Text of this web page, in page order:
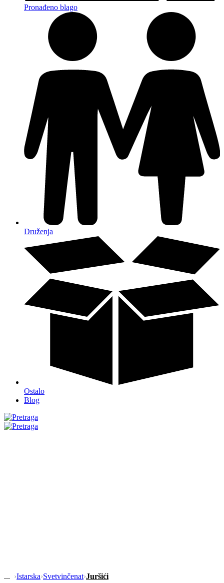
Pronađeno blago
Druženja
Ostalo
Blog
›Istarska›Svetvinčenat›Juršići